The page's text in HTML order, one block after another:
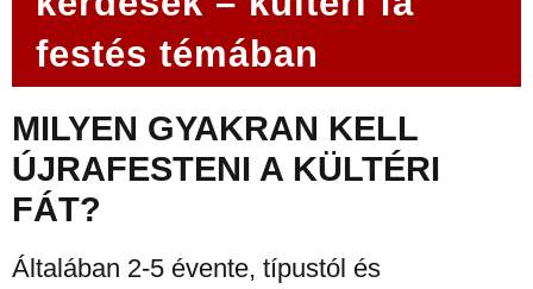
festés témában
MILYEN GYAKRAN KELL
ÚJRAFESTENI A KÜLTÉRI
FÁT?
Általában 2-5 évente, típustól és